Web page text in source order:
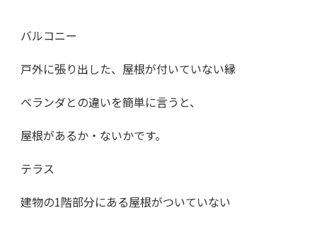
バルコニー
戸外に張り出した、屋根が付いていない縁
ベランダとの違いを簡単に言うと、
屋根があるか・ないかです。
テラス
建物の1階部分にある屋根がついていない